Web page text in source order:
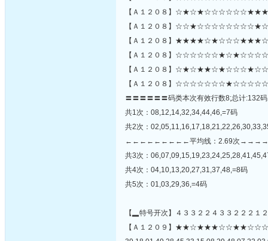
【Ａ１２０８】
【Ａ１２０８】
【Ａ１２０８】
【Ａ１２０８】
【Ａ１２０８】
【Ａ１２０８】
〓〓〓〓〓〓码类本次有效行数8;总计:132
共1次：08,12,14,32,34,44,46,=7码
共2次：
←←←←←←←←←平均线：2.69次
共3次：
共4次：04,10,13,20,27,31,37,48,=8码
共5次：01,03,29,36,=4码
【▂特号开次】４３３２２４３３２２２１
【Ａ１２０９】